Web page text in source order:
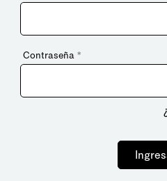
Contraseña *